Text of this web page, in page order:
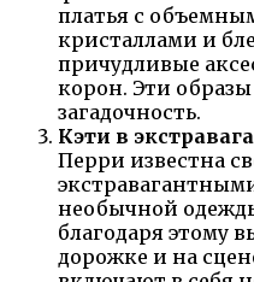
платья с
кристаллами и
причудливые
корон. Эти
загадочность.
Кэти в
Перри известна
необычной
благодаря этому
дорожке и на